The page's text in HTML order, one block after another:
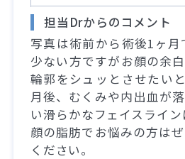
担当Drからのコメント
写真は術前から術後1ヶ月
少ない方ですがお顔の余白
輪郭をシュッとさせたい
月後、むくみや内出血が
い滑らかなフェイスライ
顔の脂肪でお悩みの方は
ください。